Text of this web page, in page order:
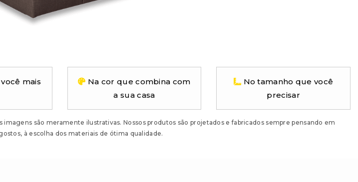
mais
Na cor que combina com
a sua casa
No tamanho que você
precisar
são meramente ilustrativas. Nossos produtos são projetados e fabricados sempre pensando em
à escolha dos materiais de ótima qualidade.